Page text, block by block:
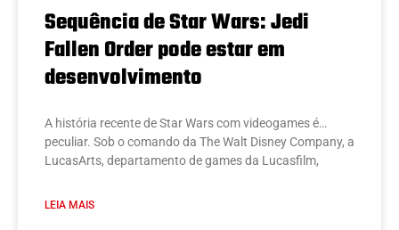
Sequência de Star Wars: Jedi
Fallen Order pode estar em
desenvolvimento
A história recente de Star Wars com videogames é…
peculiar. Sob o comando da The Walt Disney Company, a
LucasArts, departamento de games da Lucasfilm,
LEIA MAIS